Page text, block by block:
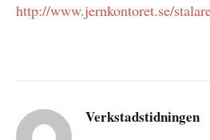
http://www.jernkontoret.se/
Verkstadstidningen